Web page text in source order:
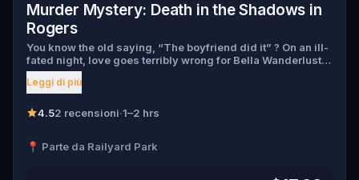
Murder Mystery: Death in the Shadows in
Rogers
You know the old saying, “The boyfriend did it” ? On an ill-
fated night, love goes terribly wrong for Bella Wanderlust
and Walter Bridges . Bella, a famous travel blogger, was
found dead during a ghost tour led by the theatrical Percy
Walter, the obsessed boyfriend? Percy, the ghost tour
suspects, and expose the real murderer before they strike
Leggi di più
4.52 recensioni·1–2 hrs
📍 Parte da Railyard Park